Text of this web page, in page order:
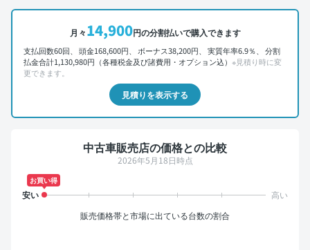
月々14,900円の分割払いで購入できます
支払回数60回、 頭金168,600円、 ボーナス38,200円、 実質年率6.9％、 分割
払金合計1,130,980円（各種税金及び諸費用・オプション込） ※見積り時に変
更できます。
見積りを表示する
中古車販売店の価格との比較
2026年5月18日時点
お買い得
販売価格帯と市場に出ている台数の割合